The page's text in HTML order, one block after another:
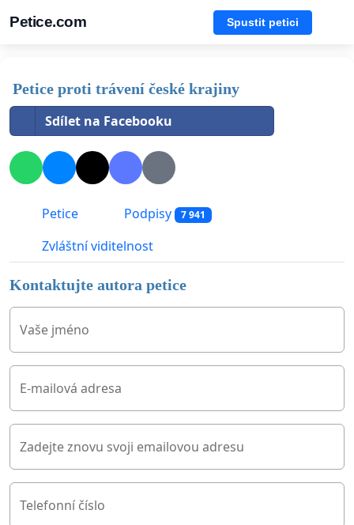
Petice.com Spustit petici
Petice proti trávení české krajiny
Sdílet na Facebooku
Petice Podpisy 7 941
Zvláštní viditelnost
Kontaktujte autora petice
Vaše jméno
E-mailová adresa
Zadejte znovu svoji emailovou adresu
Telefonní číslo